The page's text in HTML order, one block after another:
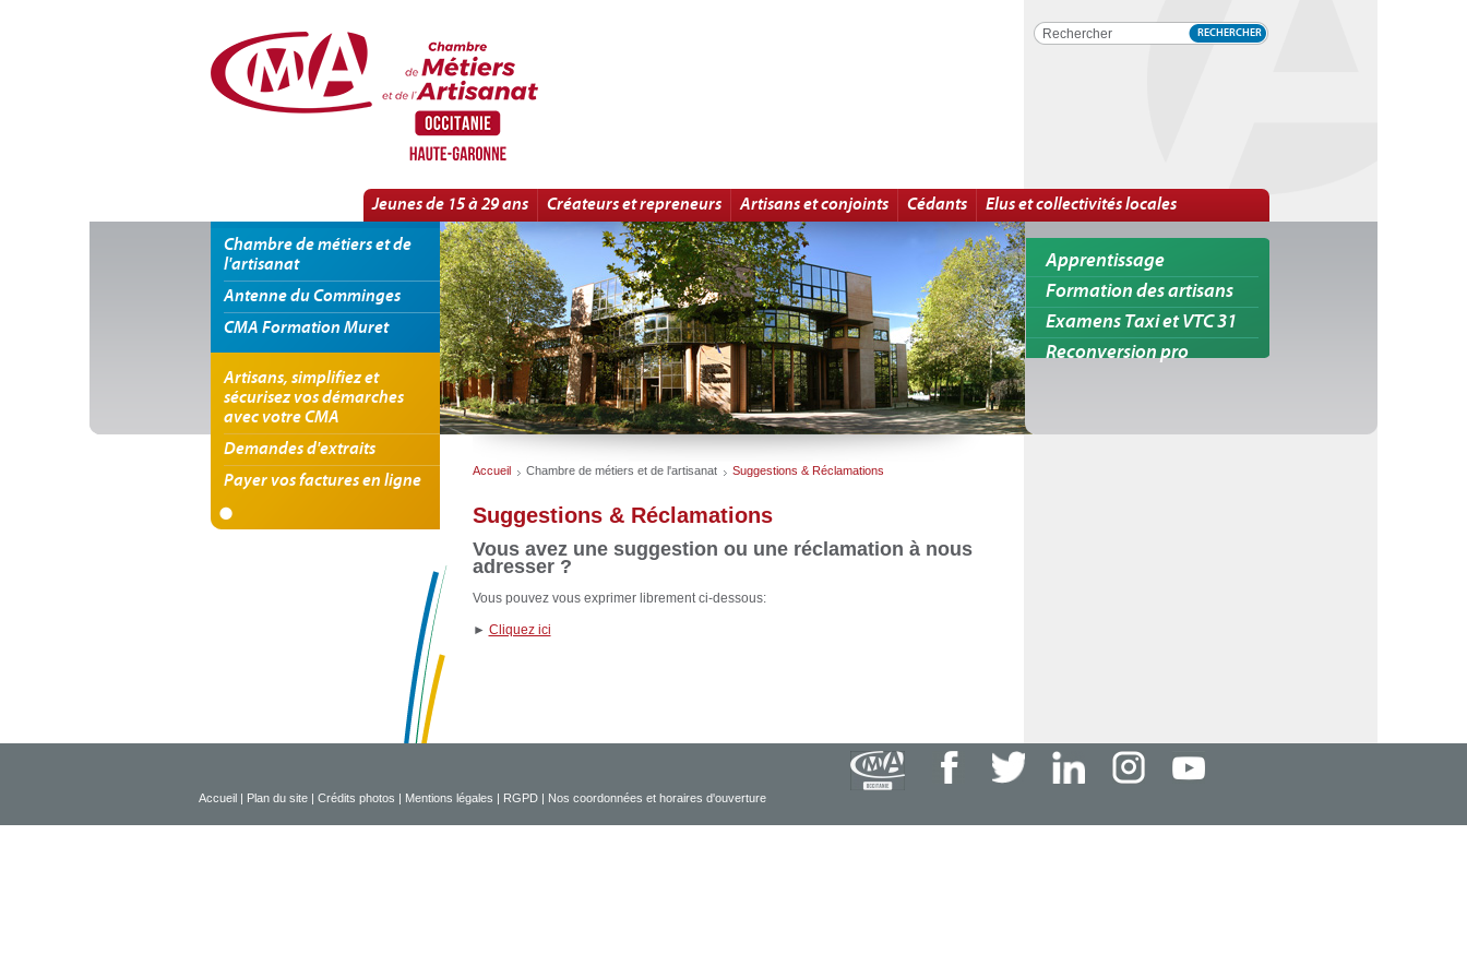
Suggestions & Réclamations
RECHERCHER
Jeunes de 15 à 29 ans Créateurs et repreneurs Artisans et conjoints Cédants Elus et collectivités locales
Chambre de métiers et de
l'artisanat
Antenne du Comminges
CMA Formation Muret
Artisans, simplifiez et
sécurisez vos démarches
avec votre CMA
Demandes d'extraits
Payer vos factures en ligne
Apprentissage
Formation des artisans
Examens Taxi et VTC 31
Reconversion pro
Accueil Chambre de métiers et de l'artisanat Suggestions & Réclamations
Suggestions & Réclamations
Vous avez une suggestion ou une réclamation à nous
adresser ?
Vous pouvez vous exprimer librement ci-dessous:
► Cliquez ici
Accueil Plan du site| Crédits photos Mentions légales RGPD| Nos coordonnées et horaires d'ouverture